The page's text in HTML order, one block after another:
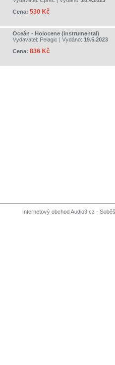
Cena: 530 Kč
Oceán - Holocene (instrumental)
Vydavatel: Pelagic | Vydáno: 19.5.2023
Cena: 836 Kč
Internetový obchod Audio3.cz -